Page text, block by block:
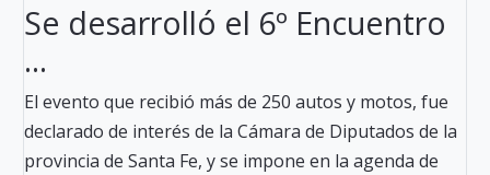
Se desarrolló el 6º Encuentro
...
El evento que recibió más de 250 autos y motos, fue
declarado de interés de la Cámara de Diputados de la
provincia de Santa Fe, y se impone en la agenda de